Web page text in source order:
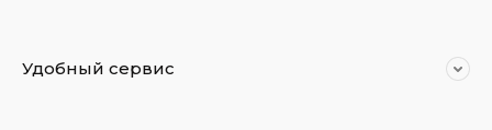
Удобный сервис